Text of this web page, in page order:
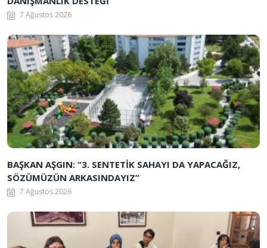
7 Ağustos 2026
BAŞKAN AŞGIN: “3. SENTETİK SAHAYI DA YAPACAĞIZ,
SÖZÜMÜZÜN ARKASINDAYIZ”
7 Ağustos 2026